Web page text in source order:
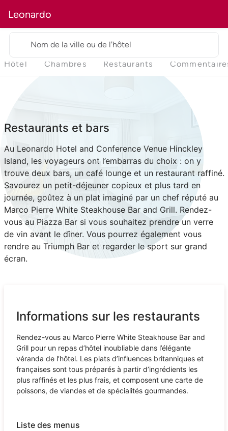
Leonardo
Nom de la ville ou de l'hôtel
Hôtel Chambres Restaurants
Restaurants et bars
Au Leonardo Hotel and Conference Venue Hinckley
Island, les voyageurs ont l’embarras du choix : on y
trouve deux bars, un café lounge et un restaurant raffiné.
Savourez un petit-déjeuner copieux et plus tard en
journée, goûtez à un plat imaginé par un chef réputé au
Marco Pierre White Steakhouse Bar and Grill. Rendez-
vous au Piazza Bar si vous souhaitez prendre un verre
de vin avant le dîner. Vous pourrez également vous
rendre au Triumph Bar et regarder le sport sur grand
écran.
Informations sur les restaurants
Rendez-vous au Marco Pierre White Steakhouse Bar and
Grill pour un repas d’hôtel inoubliable dans l’élégante
véranda de l’hôtel. Les plats d’influences britanniques et
françaises sont tous préparés à partir d’ingrédients les
plus raffinés et les plus frais, et composent une carte de
poissons, de viandes et de spécialités gourmandes.
Liste des menus